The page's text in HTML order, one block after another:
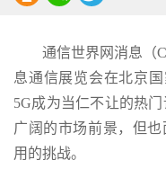
通信世界网消息（
息通信展览会在北京
5G成为当仁不让的热
广阔的市场前景，但
用的挑战。